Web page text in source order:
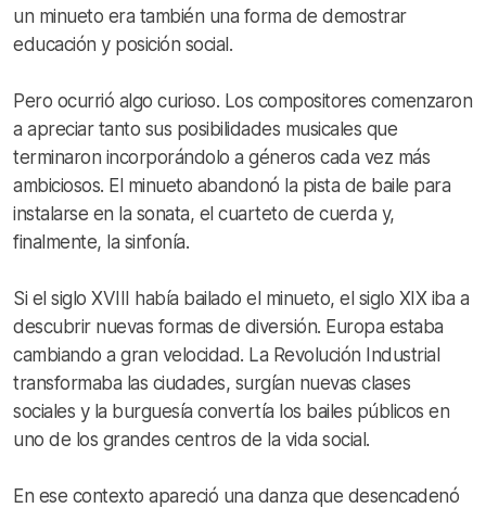
un minueto era también una forma de demostrar
educación y posición social.
Pero ocurrió algo curioso. Los compositores comenzaron
a apreciar tanto sus posibilidades musicales que
terminaron incorporándolo a géneros cada vez más
ambiciosos. El minueto abandonó la pista de baile para
instalarse en la sonata, el cuarteto de cuerda y,
finalmente, la sinfonía.
Si el siglo XVIII había bailado el minueto, el siglo XIX iba a
descubrir nuevas formas de diversión. Europa estaba
cambiando a gran velocidad. La Revolución Industrial
transformaba las ciudades, surgían nuevas clases
sociales y la burguesía convertía los bailes públicos en
uno de los grandes centros de la vida social.
En ese contexto apareció una danza que desencadenó